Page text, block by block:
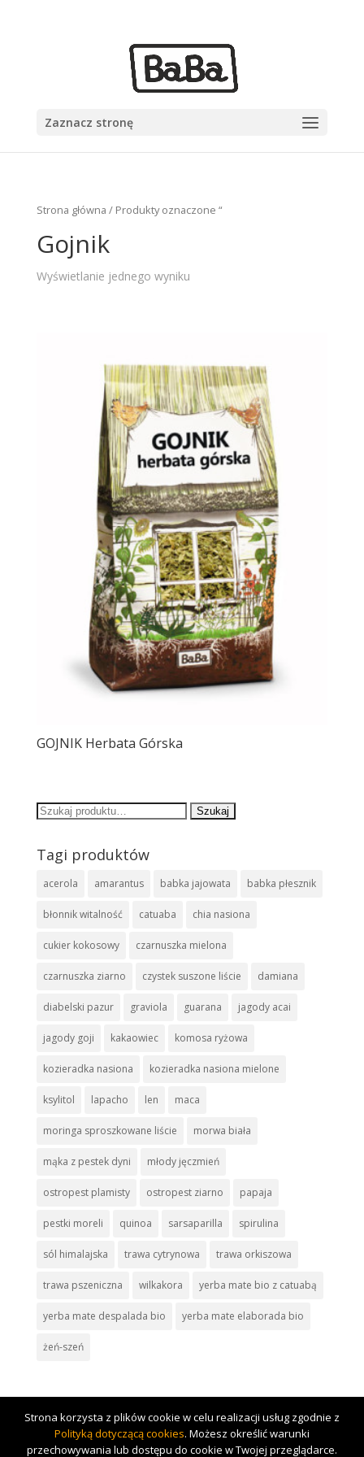
Zaznacz stronę
Strona główna / Produkty oznaczone “
Gojnik
Wyświetlanie jednego wyniku
GOJNIK Herbata Górska
Szukaj:
Tagi produktów
acerola amarantus babka jajowata babka płesznik
błonnik witalność catuaba chia nasiona
cukier kokosowy czarnuszka mielona
czarnuszka ziarno czystek suszone liście damiana
diabelski pazur graviola guarana jagody acai
jagody goji kakaowiec komosa ryżowa
kozieradka nasiona kozieradka nasiona mielone
ksylitol lapacho len maca
moringa sproszkowane liście morwa biała
mąka z pestek dyni młody jęczmień
ostropest plamisty ostropest ziarno papaja
pestki moreli quinoa sarsaparilla spirulina
sól himalajska trawa cytrynowa trawa orkiszowa
trawa pszeniczna wilkakora yerba mate bio z catuabą
yerba mate despalada bio yerba mate elaborada bio
żeń-szeń
Strona korzysta z plików cookie w celu realizacji usług zgodnie z
Polityką dotyczącą cookies. Możesz określić warunki
przechowywania lub dostępu do cookie w Twojej przeglądarce.